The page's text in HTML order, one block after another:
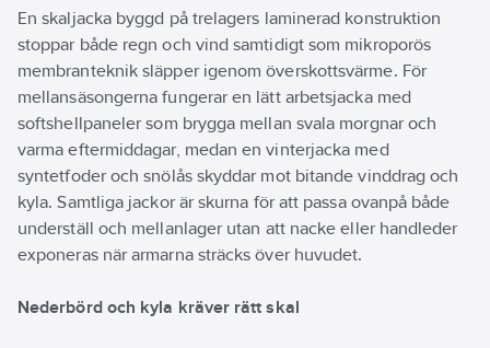
En skaljacka byggd på trelagers laminerad konstruktion
stoppar både regn och vind samtidigt som mikroporös
membranteknik släpper igenom överskottsvärme. För
mellansäsongerna fungerar en lätt arbetsjacka med
softshell­paneler som brygga mellan svala morgnar och
varma eftermiddagar, medan en vinterjacka med
syntetfoder och snölås skyddar mot bitande vinddrag och
kyla. Samtliga jackor är skurna för att passa ovanpå både
underställ och mellanlager utan att nacke eller handleder
exponeras när armarna sträcks över huvudet.
Nederbörd och kyla kräver rätt skal